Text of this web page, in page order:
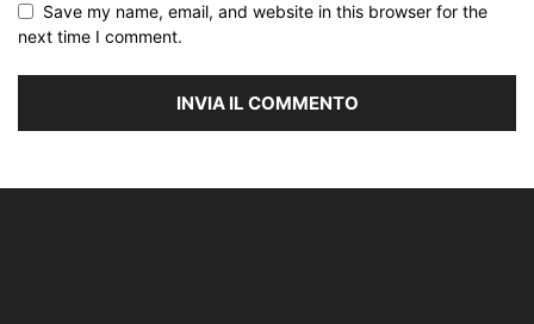
Save my name, email, and website in this browser for the
next time I comment.